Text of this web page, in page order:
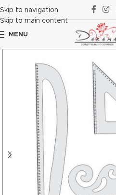
panel
panel
Skip to navigation
Skip to main content
MENU